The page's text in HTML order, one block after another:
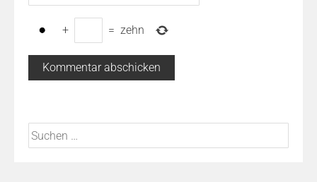
+ = zehn
Suchen
nach: